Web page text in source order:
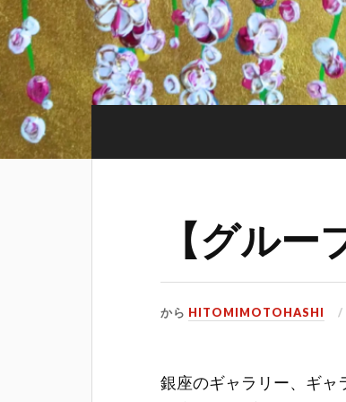
【グルー
から HITOMIMOTOHASHI
銀座のギャラリー、ギャ